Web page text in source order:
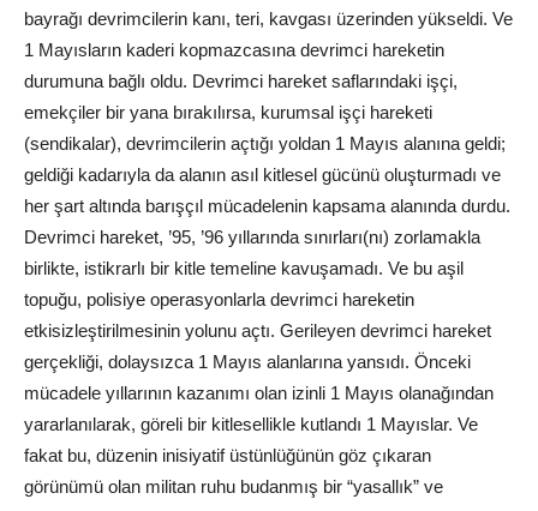
bayrağı devrimcilerin kanı, teri, kavgası üzerinden yükseldi. Ve
1 Mayısların kaderi kopmazcasına devrimci hareketin
durumuna bağlı oldu. Devrimci hareket saflarındaki işçi,
emekçiler bir yana bırakılırsa, kurumsal işçi hareketi
(sendikalar), devrimcilerin açtığı yoldan 1 Mayıs alanına geldi;
geldiği kadarıyla da alanın asıl kitlesel gücünü oluşturmadı ve
her şart altında barışçıl mücadelenin kapsama alanında durdu.
Devrimci hareket, ’95, ’96 yıllarında sınırları(nı) zorlamakla
birlikte, istikrarlı bir kitle temeline kavuşamadı. Ve bu aşil
topuğu, polisiye operasyonlarla devrimci hareketin
etkisizleştirilmesinin yolunu açtı. Gerileyen devrimci hareket
gerçekliği, dolaysızca 1 Mayıs alanlarına yansıdı. Önceki
mücadele yıllarının kazanımı olan izinli 1 Mayıs olanağından
yararlanılarak, göreli bir kitlesellikle kutlandı 1 Mayıslar. Ve
fakat bu, düzenin inisiyatif üstünlüğünün göz çıkaran
görünümü olan militan ruhu budanmış bir “yasallık” ve